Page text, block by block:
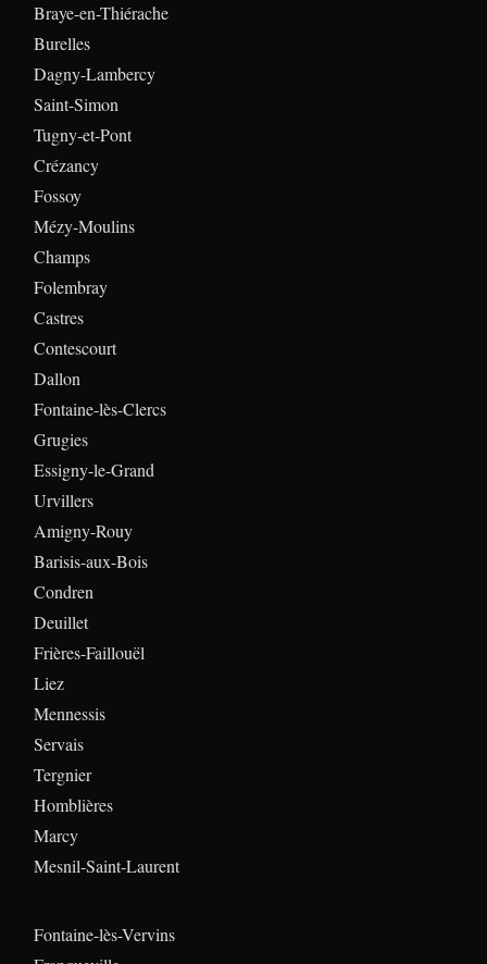
Braye-en-Thiérache
Burelles
Dagny-Lambercy
Saint-Simon
Tugny-et-Pont
Crézancy
Fossoy
Mézy-Moulins
Champs
Folembray
Castres
Contescourt
Dallon
Fontaine-lès-Clercs
Grugies
Essigny-le-Grand
Urvillers
Amigny-Rouy
Barisis-aux-Bois
Condren
Deuillet
Frières-Faillouël
Liez
Mennessis
Servais
Tergnier
Homblières
Marcy
Mesnil-Saint-Laurent
Fontaine-lès-Vervins